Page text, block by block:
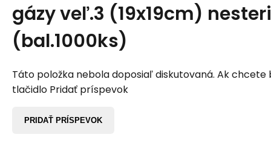
gázy veľ.3 (19x19cm)
(bal.1000ks)
Táto položka nebola doposiaľ diskutovaná. Ak chcete
tlačidlo Pridať príspevok
PRIDAŤ PRÍSPEVOK